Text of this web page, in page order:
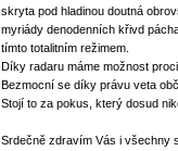
skryta pod hladinou doutná
myriády denodenních křivd
tímto totalitním režimem.
Díky radaru máme možnost
Bezmocní se díky právu veta
Stojí to za pokus, který dosud
Srdečně zdravím Vás i všechny